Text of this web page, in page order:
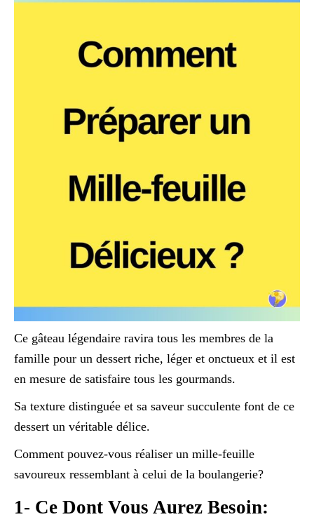
Ce gâteau légendaire ravira tous les membres de la
famille pour un dessert riche, léger et onctueux et il est
en mesure de satisfaire tous les gourmands.
Sa texture distinguée et sa saveur succulente font de ce
dessert un véritable délice.
Comment pouvez-vous réaliser un mille-feuille
savoureux ressemblant à celui de la boulangerie?
1- Ce Dont Vous Aurez Besoin: